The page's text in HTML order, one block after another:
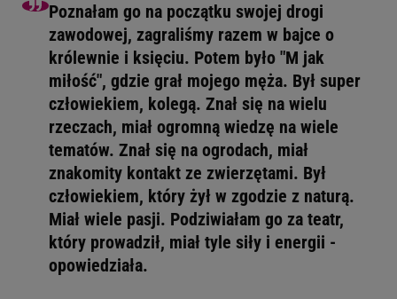
Poznałam go na początku swojej drogi
zawodowej, zagraliśmy razem w bajce o
królewnie i księciu. Potem było "M jak
miłość", gdzie grał mojego męża. Był super
człowiekiem, kolegą. Znał się na wielu
rzeczach, miał ogromną wiedzę na wiele
tematów. Znał się na ogrodach, miał
znakomity kontakt ze zwierzętami. Był
człowiekiem, który żył w zgodzie z naturą.
Miał wiele pasji. Podziwiałam go za teatr,
który prowadził, miał tyle siły i energii -
opowiedziała.